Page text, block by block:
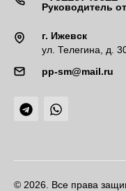
Руководитель
г. Ижевск
ул. Телегина, д.
pp-sm@mail.ru
© 2026. Все права